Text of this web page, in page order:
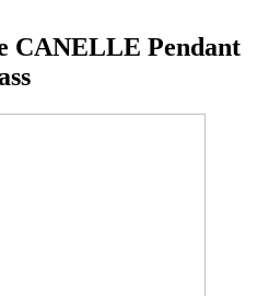
CANELLE Pendant